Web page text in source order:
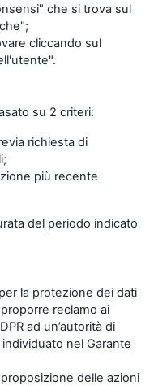
che si trova sul
cliccando sul
su 2 criteri:
richiesta di
più recente
del periodo indicato
la protezione dei dati
reclamo ai
ad un’autorità di
nel Garante
delle azioni